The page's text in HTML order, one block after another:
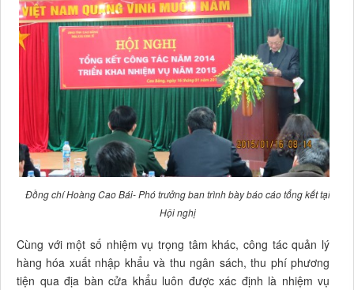
Đồng chí Hoàng Cao Bái- Phó trưởng ban trình bày báo cáo tổng kết tại
Hội nghị
Cùng với một số nhiệm vụ trọng tâm khác, công tác quản lý
hàng hóa xuất nhập khẩu và thu ngân sách, thu phí phương
tiện qua địa bàn cửa khẩu luôn được xác định là nhiệm vụ